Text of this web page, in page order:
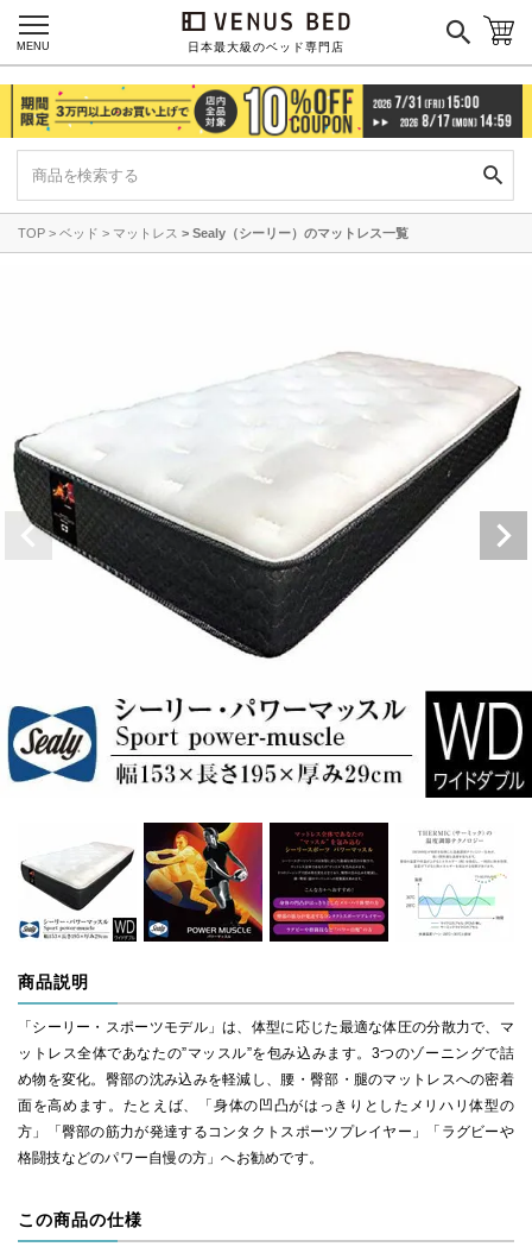
日本最大級のベッド専門店
MENU
TOP ベッド マットレス Sealy（シーリー）のマットレス一覧
商品説明
「シーリー・スポーツモデル」は、体型に応じた最適な体圧の分散力で、マ
ットレス全体であなたの”マッスル”を包み込みます。3つのゾーニングで詰
め物を変化。臀部の沈み込みを軽減し、腰・臀部・腿のマットレスへの密着
面を高めます。たとえば、「身体の凹凸がはっきりとしたメリハリ体型の
方」「臀部の筋力が発達するコンタクトスポーツプレイヤー」「ラグビーや
格闘技などのパワー自慢の方」へお勧めです。
この商品の仕様